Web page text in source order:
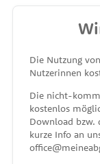
Die Nutzung
Nutzerinnen
Die nicht-
kostenlos
Download bzw.
kurze Info an